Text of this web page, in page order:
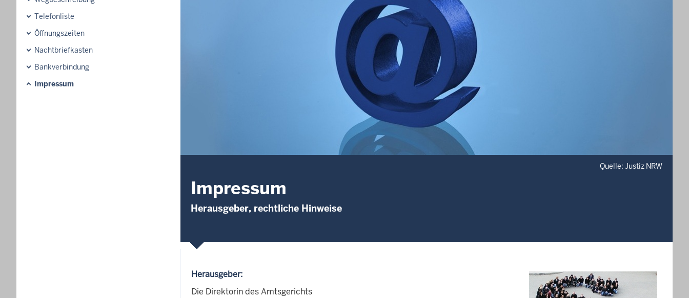
Telefonliste
Öffnungszeiten
Nachtbriefkasten
Bankverbindung
Impressum
Quelle: Justiz NRW
Impressum
Herausgeber, rechtliche Hinweise
Herausgeber:
Die Direktorin des Amtsgerichts